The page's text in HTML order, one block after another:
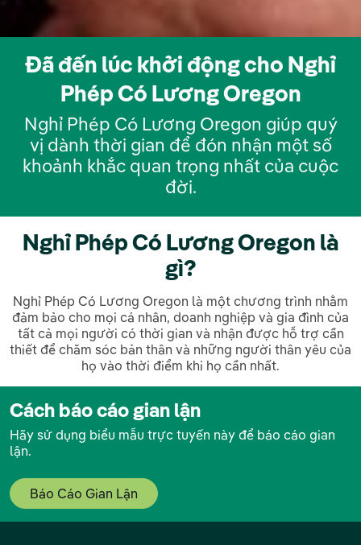
Đã đến lúc khởi động cho Nghỉ
Phép Có Lương Oregon
Nghỉ Phép Có Lương Oregon giúp quý
vị dành thời gian để đón nhận một số
khoảnh khắc quan trọng nhất của cuộc
đời.
Nghỉ Phép Có Lương Oregon là
gì?
Nghỉ Phép Có Lương Oregon là một chương trình nhằm
đảm bảo cho mọi cá nhân, doanh nghiệp và gia đình của
tất cả mọi người có thời gian và nhận được hỗ trợ cần
thiết để chăm sóc bản thân và những người thân yêu của
họ vào thời điểm khi họ cần nhất.
Cách báo cáo gian lận
Hãy sử dụng biểu mẫu trực tuyến này để báo cáo gian
lận.
Báo Cáo Gian Lận